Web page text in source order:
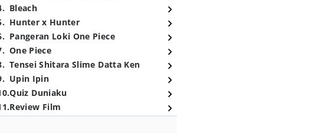
. Bleach
. Hunter x Hunter
. Pangeran Loki One Piece
. One Piece
. Tensei Shitara Slime Datta Ken
. Upin Ipin
.Quiz Duniaku
.Review Film